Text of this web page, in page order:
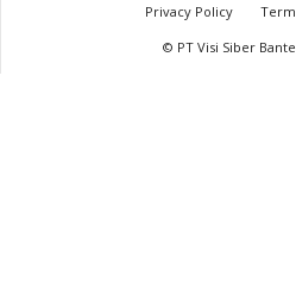
Privacy Policy
© PT Visi Siber